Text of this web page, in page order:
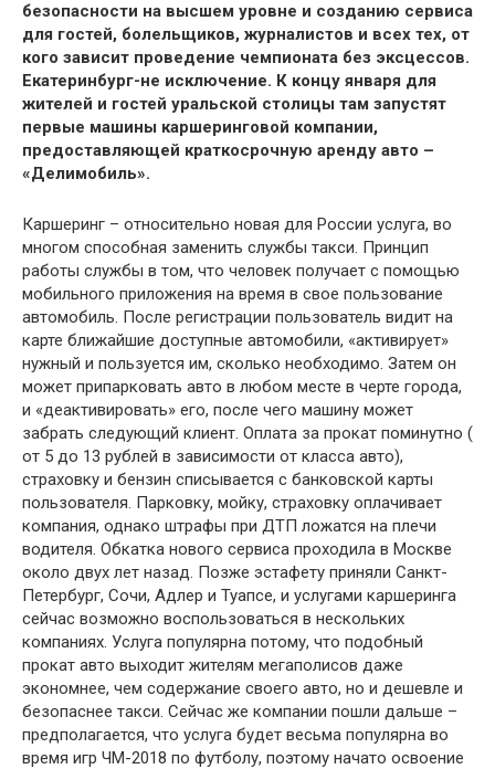
безопасности на высшем уровне и созданию сервиса
для гостей, болельщиков, журналистов и всех тех, от
кого зависит проведение чемпионата без эксцессов.
Екатеринбург-не исключение. К концу января для
жителей и гостей уральской столицы там запустят
первые машины каршеринговой компании,
предоставляющей краткосрочную аренду авто –
«Делимобиль».
Каршеринг – относительно новая для России услуга, во
многом способная заменить службы такси. Принцип
работы службы в том, что человек получает с помощью
мобильного приложения на время в свое пользование
автомобиль. После регистрации пользователь видит на
карте ближайшие доступные автомобили, «активирует»
нужный и пользуется им, сколько необходимо. Затем он
может припарковать авто в любом месте в черте города,
и «деактивировать» его, после чего машину может
забрать следующий клиент. Оплата за прокат поминутно (
от 5 до 13 рублей в зависимости от класса авто),
страховку и бензин списывается с банковской карты
пользователя. Парковку, мойку, страховку оплачивает
компания, однако штрафы при ДТП ложатся на плечи
водителя. Обкатка нового сервиса проходила в Москве
около двух лет назад. Позже эстафету приняли Санкт-
Петербург, Сочи, Адлер и Туапсе, и услугами каршеринга
сейчас возможно воспользоваться в нескольких
компаниях. Услуга популярна потому, что подобный
прокат авто выходит жителям мегаполисов даже
экономнее, чем содержание своего авто, но и дешевле и
безопаснее такси. Сейчас же компании пошли дальше –
предполагается, что услуга будет весьма популярна во
время игр ЧМ-2018 по футболу, поэтому начато освоение